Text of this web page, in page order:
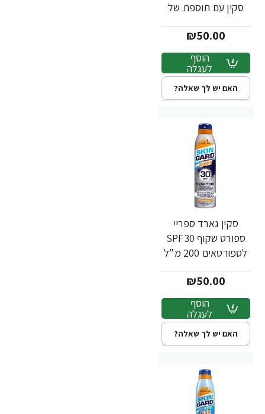
סקין עם תוספת של
מבית SKIN GARD₪50.00
הוסף
לעגלה
האם יש לך שאלה?
סקין גארד ספריי
ספורט שקוף SPF30
לספורטאים 200 מ"ל
₪50.00
הוסף
לעגלה
האם יש לך שאלה?